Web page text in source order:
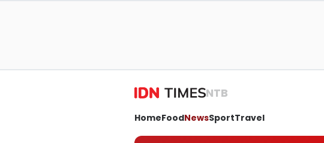
NTB
HomeFoodNewsSportTravel